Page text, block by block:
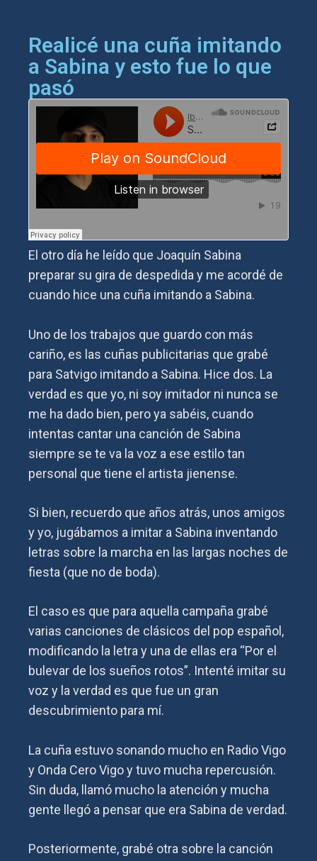
Realicé una cuña imitando
a Sabina y esto fue lo que
pasó
El otro día he leído que Joaquín Sabina
preparar su gira de despedida y me acordé de
cuando hice una cuña imitando a Sabina.
Uno de los trabajos que guardo con más
cariño, es las cuñas publicitarias que grabé
para Satvigo imitando a Sabina. Hice dos. La
verdad es que yo, ni soy imitador ni nunca se
me ha dado bien, pero ya sabéis, cuando
intentas cantar una canción de Sabina
siempre se te va la voz a ese estilo tan
personal que tiene el artista jienense.
Si bien, recuerdo que años atrás, unos amigos
y yo, jugábamos a imitar a Sabina inventando
letras sobre la marcha en las largas noches de
fiesta (que no de boda).
El caso es que para aquella campaña grabé
varias canciones de clásicos del pop español,
modificando la letra y una de ellas era “Por el
bulevar de los sueños rotos”. Intenté imitar su
voz y la verdad es que fue un gran
descubrimiento para mí.
La cuña estuvo sonando mucho en Radio Vigo
y Onda Cero Vigo y tuvo mucha repercusión.
Sin duda, llamó mucho la atención y mucha
gente llegó a pensar que era Sabina de verdad.
Posteriormente, grabé otra sobre la canción